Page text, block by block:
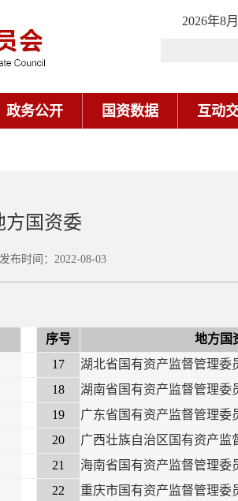
2026年8
政务公开 国资数据 互动
方国资委
间：2022-08-03
序号
地方国
17
湖北省国有资产监督管理委
18
湖南省国有资产监督管理委
19
广东省国有资产监督管理委
20
广西壮族自治区国有资产监
21
海南省国有资产监督管理委
22
重庆市国有资产监督管理委